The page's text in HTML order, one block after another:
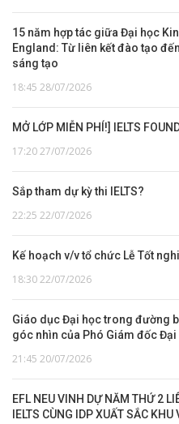
15 năm hợp tác giữa Đại học
England: Từ liên kết đào tạo
sáng tạo
18:45 28/07/2026
MỞ LỚP MIỄN PHÍ!] IELTS
17:20 27/07/2026
Sắp tham dự kỳ thi IELTS?
22:25 22/07/2026
Kế hoạch v/v tổ chức Lễ Tốt
18:30 22/07/2026
Giáo dục Đại học trong đường
góc nhìn của Phó Giám đốc Đại
21:45 20/07/2026
EFL NEU VINH DỰ NĂM THỨ 2
IELTS CÙNG IDP XUẤT SẮC